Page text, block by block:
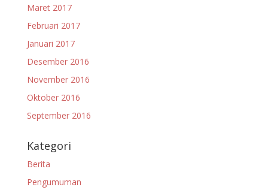
Maret 2017
Februari 2017
Januari 2017
Desember 2016
November 2016
Oktober 2016
September 2016
Kategori
Berita
Pengumuman